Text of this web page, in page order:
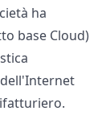
ha
base Cloud)